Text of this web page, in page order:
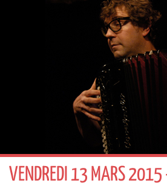
VENDREDI 13 MARS